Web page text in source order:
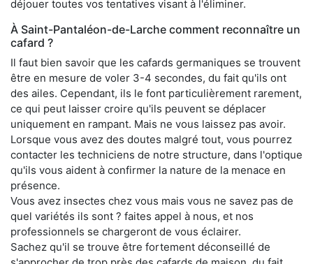
déjouer toutes vos tentatives visant à l'éliminer.
À Saint-Pantaléon-de-Larche comment reconnaître un
cafard ?
Il faut bien savoir que les cafards germaniques se trouvent
être en mesure de voler 3-4 secondes, du fait qu'ils ont
des ailes. Cependant, ils le font particulièrement rarement,
ce qui peut laisser croire qu'ils peuvent se déplacer
uniquement en rampant. Mais ne vous laissez pas avoir.
Lorsque vous avez des doutes malgré tout, vous pourrez
contacter les techniciens de notre structure, dans l'optique
qu'ils vous aident à confirmer la nature de la menace en
présence.
Vous avez insectes chez vous mais vous ne savez pas de
quel variétés ils sont ? faites appel à nous, et nos
professionnels se chargeront de vous éclairer.
Sachez qu'il se trouve être fortement déconseillé de